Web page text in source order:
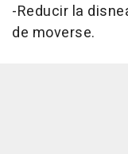
-Reducir la
de moverse.